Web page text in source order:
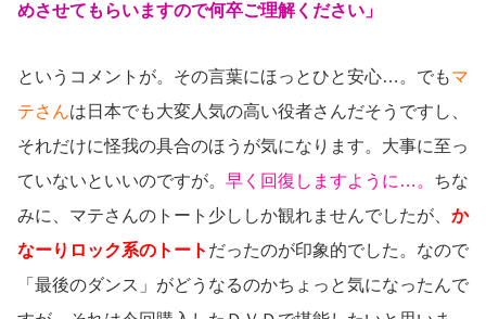
めさせてもらいますので何卒ご理解ください」
というコメントが。その言葉にほっとひと安心…。でもマ
テさんは日本でも大変人気の高い役者さんだそうですし、
それだけに怪我の具合のほうが気になります。大事に至っ
ていないといいのですが。 早く回復しますように…。 ちな
みに、マテさんのトート少ししか観れませんでしたが、 か
なーりロック系のトート だったのが印象的でした。なので
「最後のダンス」がどうなるのかちょっと気になったんで